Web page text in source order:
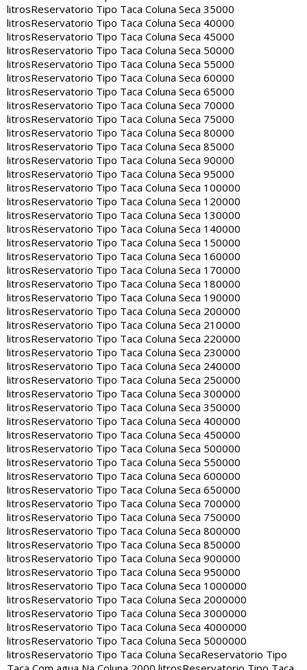
litrosReservatorio Tipo Taca Coluna Seca 35000
litrosReservatorio Tipo Taca Coluna Seca 40000
litrosReservatorio Tipo Taca Coluna Seca 45000
litrosReservatorio Tipo Taca Coluna Seca 50000
litrosReservatorio Tipo Taca Coluna Seca 55000
litrosReservatorio Tipo Taca Coluna Seca 60000
litrosReservatorio Tipo Taca Coluna Seca 65000
litrosReservatorio Tipo Taca Coluna Seca 70000
litrosReservatorio Tipo Taca Coluna Seca 75000
litrosReservatorio Tipo Taca Coluna Seca 80000
litrosReservatorio Tipo Taca Coluna Seca 85000
litrosReservatorio Tipo Taca Coluna Seca 90000
litrosReservatorio Tipo Taca Coluna Seca 95000
litrosReservatorio Tipo Taca Coluna Seca 100000
litrosReservatorio Tipo Taca Coluna Seca 120000
litrosReservatorio Tipo Taca Coluna Seca 130000
litrosReservatorio Tipo Taca Coluna Seca 140000
litrosReservatorio Tipo Taca Coluna Seca 150000
litrosReservatorio Tipo Taca Coluna Seca 160000
litrosReservatorio Tipo Taca Coluna Seca 170000
litrosReservatorio Tipo Taca Coluna Seca 180000
litrosReservatorio Tipo Taca Coluna Seca 190000
litrosReservatorio Tipo Taca Coluna Seca 200000
litrosReservatorio Tipo Taca Coluna Seca 210000
litrosReservatorio Tipo Taca Coluna Seca 220000
litrosReservatorio Tipo Taca Coluna Seca 230000
litrosReservatorio Tipo Taca Coluna Seca 240000
litrosReservatorio Tipo Taca Coluna Seca 250000
litrosReservatorio Tipo Taca Coluna Seca 300000
litrosReservatorio Tipo Taca Coluna Seca 350000
litrosReservatorio Tipo Taca Coluna Seca 400000
litrosReservatorio Tipo Taca Coluna Seca 450000
litrosReservatorio Tipo Taca Coluna Seca 500000
litrosReservatorio Tipo Taca Coluna Seca 550000
litrosReservatorio Tipo Taca Coluna Seca 600000
litrosReservatorio Tipo Taca Coluna Seca 650000
litrosReservatorio Tipo Taca Coluna Seca 700000
litrosReservatorio Tipo Taca Coluna Seca 750000
litrosReservatorio Tipo Taca Coluna Seca 800000
litrosReservatorio Tipo Taca Coluna Seca 850000
litrosReservatorio Tipo Taca Coluna Seca 900000
litrosReservatorio Tipo Taca Coluna Seca 950000
litrosReservatorio Tipo Taca Coluna Seca 1000000
litrosReservatorio Tipo Taca Coluna Seca 2000000
litrosReservatorio Tipo Taca Coluna Seca 3000000
litrosReservatorio Tipo Taca Coluna Seca 4000000
litrosReservatorio Tipo Taca Coluna Seca 5000000
litrosReservatorio Tipo Taca Coluna SecaReservatorio Tipo